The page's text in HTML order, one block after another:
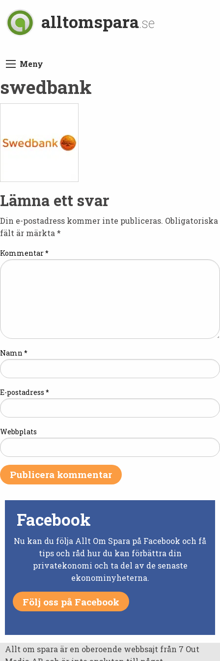
alltomspara.se
Meny
swedbank
Lämna ett svar
Din e-postadress kommer inte publiceras. Obligatoriska
fält är märkta *
Kommentar*
Namn *
E-postadress *
Webbplats
Facebook
Nu kan du följa Allt Om Spara på Facebook och få
tips och råd hur du kan förbättra din
privatekonomi och ta del av de senaste
ekonominyheterna.
Följ oss på Facebook
Allt om spara är en oberoende webbsajt från 7 Out